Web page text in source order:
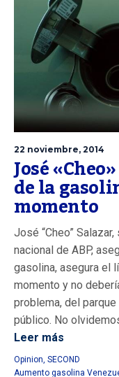
22 noviembre, 2014
José
de la
momento
José “Cheo”
nacional de ABP,
gasolina, asegura el
momento y no
problema, del
público. No
Leer más
Opinion SECOND
Aumento gasolina